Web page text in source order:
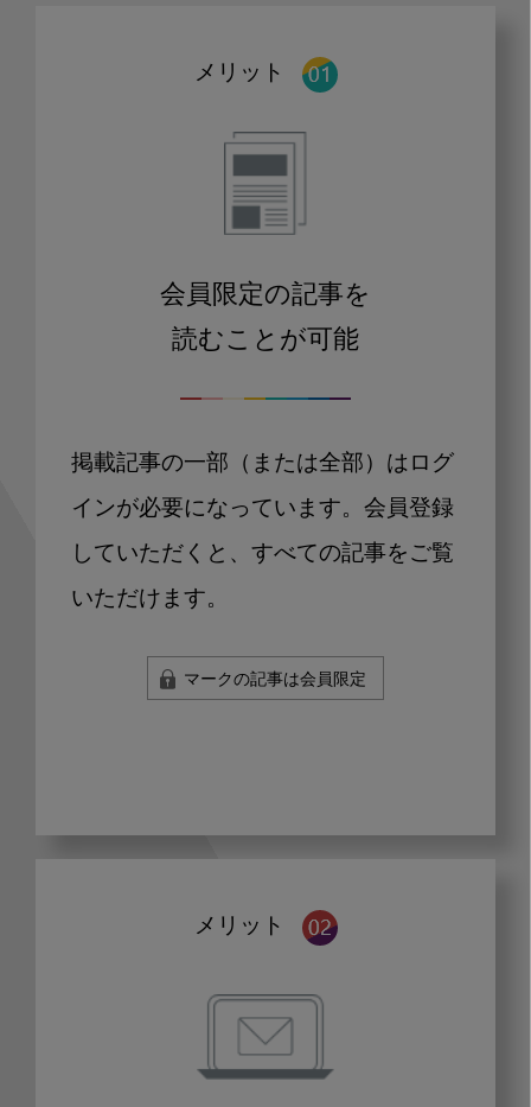
メリット
会員限定の記事を
読むことが可能
掲載記事の一部（または全部）はログ
インが必要になっています。会員登録
していただくと、すべての記事をご覧
いただけます。
マークの記事は会員限定
メリット